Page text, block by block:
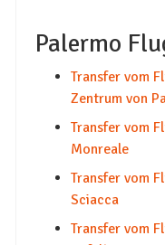
Palermo
Transfer vom
Zentrum von
Transfer vom
Monreale
Transfer vom
Sciacca
Transfer vom